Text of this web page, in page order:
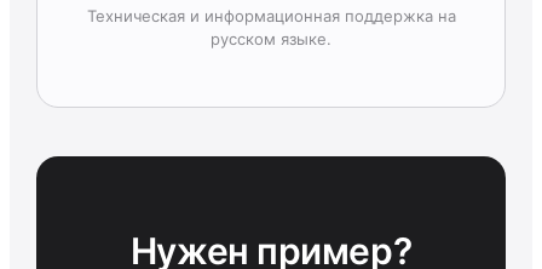
Техническая и информационная поддержка на
русском языке.
Нужен пример?